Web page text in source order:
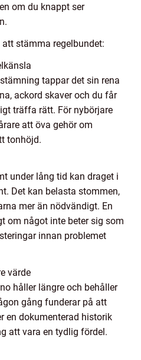
om du knappt ser
stämma regelbundet:
tappar det sin rena
ackord skaver och du får
träffa rätt. För nybörjare
att öva gehör om
tonhöjd.
under lång tid kan draget i
Det kan belasta stommen,
mer än nödvändigt. En
om något inte beter sig som
innan problemet
värde
håller längre och behåller
gång funderar på att
en dokumenterad historik
att vara en tydlig fördel.